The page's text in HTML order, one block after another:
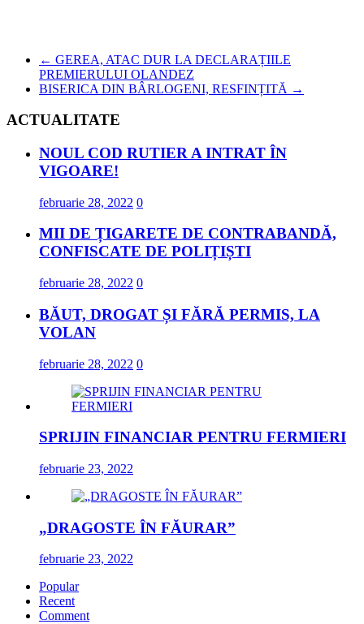
← GEREA, ATAC DUR LA DECLARAȚIILE
PREMIERULUI OLANDEZ
BISERICA DIN BÂRLOGENI, RESFINȚITĂ →
ACTUALITATE
NOUL COD RUTIER A INTRAT ÎN
VIGOARE!
februarie 28, 2022 0
MII DE ȚIGARETE DE CONTRABANDĂ,
CONFISCATE DE POLIȚIȘTI
februarie 28, 2022 0
BĂUT, DROGAT ȘI FĂRĂ PERMIS, LA
VOLAN
februarie 28, 2022 0
SPRIJIN FINANCIAR PENTRU FERMIERI
februarie 23, 2022
„DRAGOSTE ÎN FĂURAR”
februarie 23, 2022
Popular
Recent
Comment